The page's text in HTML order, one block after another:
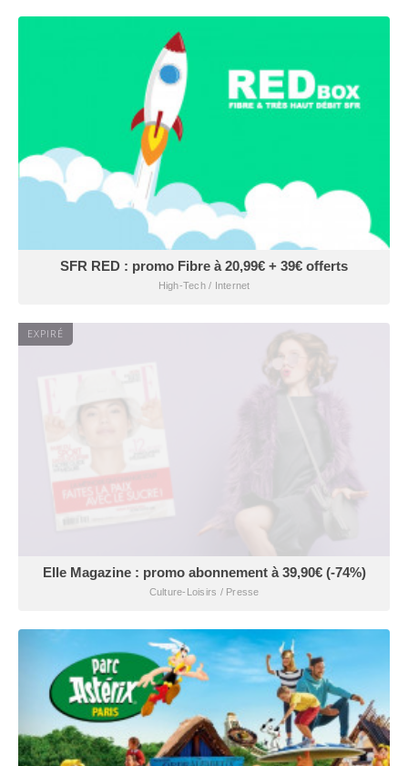
SFR RED : promo Fibre à 20,99€ + 39€ offerts
High-Tech / Internet
EXPIRÉ
Elle Magazine : promo abonnement à 39,90€ (-74%)
Culture-Loisirs / Presse